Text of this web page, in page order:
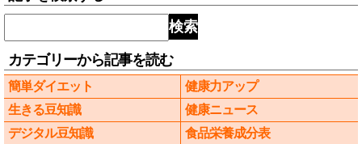
検索
カテゴリーから記事を読む
簡単ダイエット
健康力アップ
生きる豆知識
健康ニュース
デジタル豆知識
食品栄養成分表